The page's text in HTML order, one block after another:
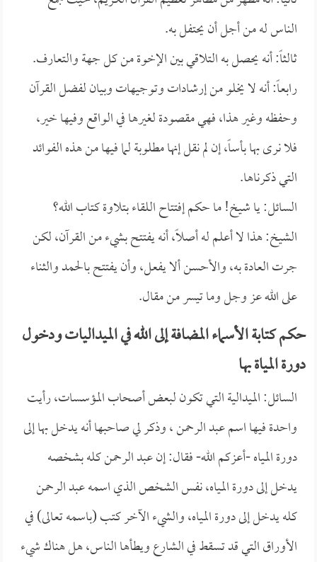
الناس له من أجل أن يحتفل به.
ثالثاً: أنه يحصل به التلاقي بين الإخوة من كل جهة والتعارف.
رابعاً: أنه لا يخلو من إرشادات وتوجيهات وبيان لفضل القرآن
وحفظه وغير هذا، فهي مقصودة لغيرها في الواقع وفيها خير،
فلا نرى بها بأساً، إن لم نقل إنها مطلوبة لما فيها من هذه الفوائد
التي ذكرناها.
السائل: يا شيخ! ما حكم إفتتاح اللقاء بتلاوة كتاب الله؟
الشيخ: هذا لا أعلم له أصلاً، أنه يفتتح بشيء من القرآن، لكن
جرت العادة به، والأحسن ألا يفعل، وأن يفتتح بالحمد والثناء
على الله عز وجل وما تيسر من مقال.
حكم كتابة الأسماء المضافة إلى الله في الميداليات ودخول
دورة المياة بها
السائل: الميدالية التي تكون لبعض أصحاب المؤسسات، رأيت
واحدة فيها اسم عبد الرحمن ، وذكر لي صاحبها أنه يدخل بها إلى
دورة المياه -أعزكم الله- فقال: إن عبد الرحمن كله بشخصه
يدخل إلى دورة المياه، نفس الشخص الذي اسمه عبد الرحمن
كله يدخل إلى دورة المياه، والشيء الآخر كتب (باسمه تعالى) في
الأوراق التي قد تسقط في الشارع ويطأها الناس، هل هناك شيء